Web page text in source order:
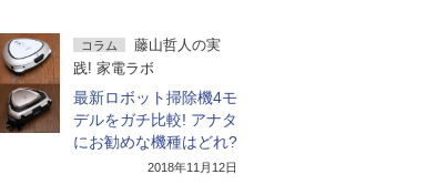
コラム
藤山哲人の実
践! 家電ラボ
最新ロボット掃除機4モ
デルをガチ比較! アナタ
にお勧めな機種はどれ?
2018年11月12日